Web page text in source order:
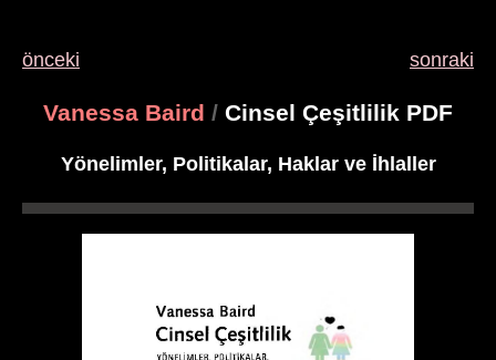
önceki sonraki
Vanessa Baird / Cinsel Çeşitlilik PDF
Yönelimler, Politikalar, Haklar ve İhlaller